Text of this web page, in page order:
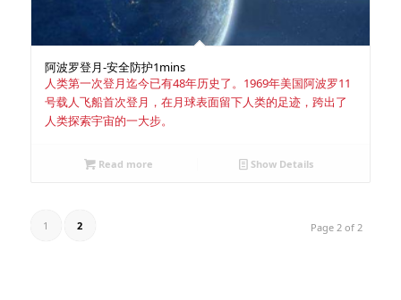
阿波罗登月-安全防护1mins
人类第一次登月迄今已有48年历史了。1969年美国阿波罗11
号载人飞船首次登月，在月球表面留下人类的足迹，跨出了
人类探索宇宙的一大步。
Read more Show Details
Page 2 of 2
1 2